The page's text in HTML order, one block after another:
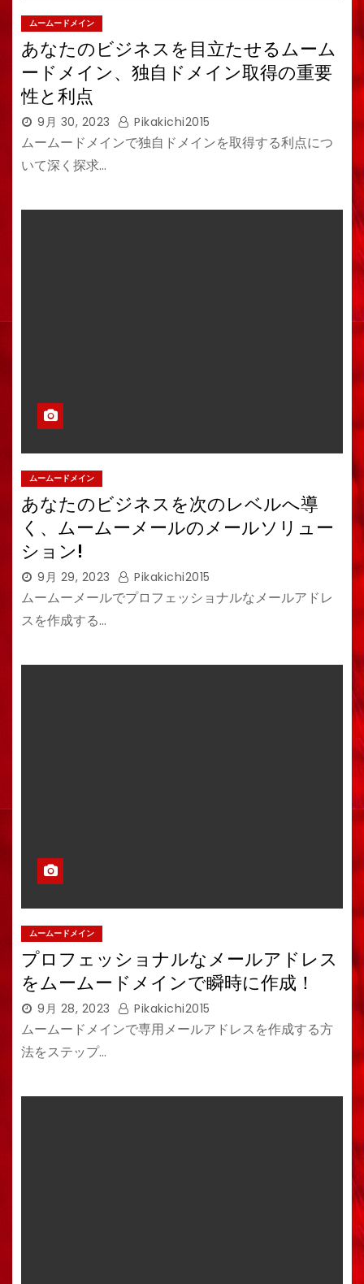
ムームードメイン
あなたのビジネスを目立たせるムーム
ードメイン、独自ドメイン取得の重要
性と利点
9月 30, 2023 Pikakichi2015
ムームードメインで独自ドメインを取得する利点につ
いて深く探求…
ムームードメイン
あなたのビジネスを次のレベルへ導
く、ムームーメールのメールソリュー
ション!
9月 29, 2023 Pikakichi2015
ムームーメールでプロフェッショナルなメールアドレ
スを作成する…
ムームードメイン
プロフェッショナルなメールアドレス
をムームードメインで瞬時に作成！
9月 28, 2023 Pikakichi2015
ムームードメインで専用メールアドレスを作成する方
法をステップ…